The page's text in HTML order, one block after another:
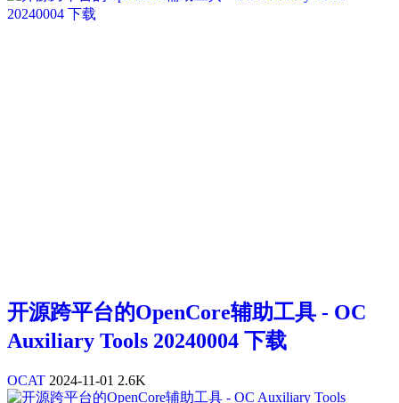
开源跨平台的OpenCore辅助工具 - OC
Auxiliary Tools 20240004 下载
OCAT 2024-11-01 2.6K